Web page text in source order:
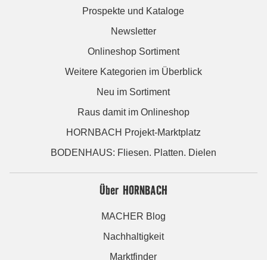
Prospekte und Kataloge
Newsletter
Onlineshop Sortiment
Weitere Kategorien im Überblick
Neu im Sortiment
Raus damit im Onlineshop
HORNBACH Projekt-Marktplatz
BODENHAUS: Fliesen. Platten. Dielen
Über HORNBACH
MACHER Blog
Nachhaltigkeit
Marktfinder